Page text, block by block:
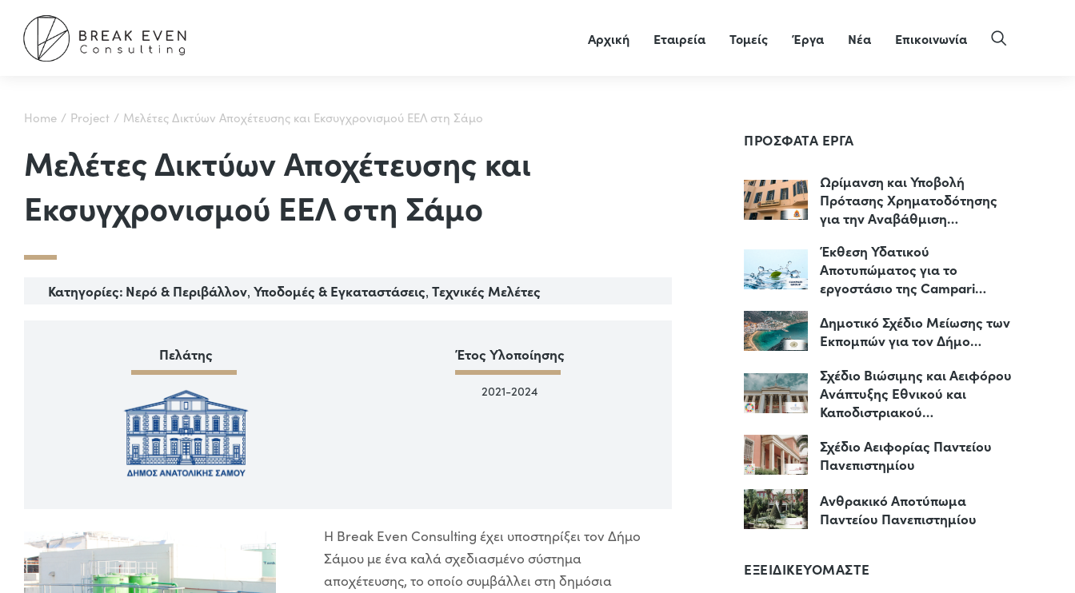
Αρχική Εταιρεία Τομείς Έργα Νέα Επικοινωνία
You are here:
Home Project Μελέτες Δικτύων Αποχέτευσης και Εκσυγχρονισμού ΕΕΛ στη Σάμο
Μελέτες Δικτύων Αποχέτευσης και
Εκσυγχρονισμού ΕΕΛ στη Σάμο
Κατηγορίες: Νερό & Περιβάλλον, Υποδομές & Εγκαταστάσεις, Τεχνικές Μελέτες
Πελάτης Έτος Υλοποίησης
2021-2024
Η Break Even Consulting έχει υποστηρίξει τον Δήμο
Σάμου με ένα καλά σχεδιασμένο σύστημα
αποχέτευσης, το οποίο συμβάλλει στη δημόσια
ΠΡΟΣΦΑΤΑ ΕΡΓΑ
Ωρίμανση και Υποβολή
Πρότασης Χρηματοδότησης
για την Αναβάθμιση…
Έκθεση Υδατικού
Αποτυπώματος για το
εργοστάσιο της Campari…
Δημοτικό Σχέδιο Μείωσης των
Εκπομπών για τον Δήμο…
Σχέδιο Βιώσιμης και Αειφόρου
Ανάπτυξης Εθνικού και
Καποδιστριακού…
Σχέδιο Αειφορίας Παντείου
Πανεπιστημίου
Ανθρακικό Αποτύπωμα
Παντείου Πανεπιστημίου
ΕΞΕΙΔΙΚΕΥΟΜΑΣΤΕ